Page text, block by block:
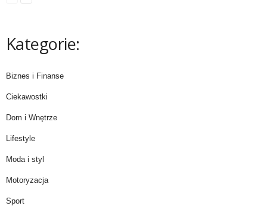
Kategorie:
Biznes i Finanse
Ciekawostki
Dom i Wnętrze
Lifestyle
Moda i styl
Motoryzacja
Sport